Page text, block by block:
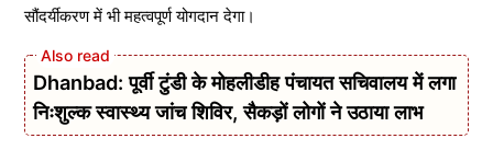
सौंदर्यीकरण में भी महत्वपूर्ण योगदान देगा।
Dhanbad: पूर्वी टुंडी के मोहलीडीह पंचायत सचिवालय में लगा
निःशुल्क स्वास्थ्य जांच शिविर, सैकड़ों लोगों ने उठाया लाभ